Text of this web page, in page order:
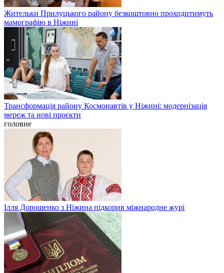
Жительки Прилуцького району безкоштовно проходитимуть
мамографію в Ніжині
Трансформація району Космонавтів у Ніжині: модернізація
мереж та нові проєкти
головне
Ілля Дорошенко з Ніжина підкорив міжнародне журі